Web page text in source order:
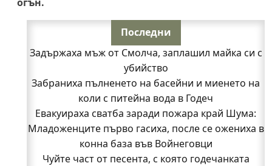
Последни
Задържаха мъж от Смолча, заплашил майка си с
убийство
Забраниха пълненето на басейни и миенето на
коли с питейна вода в Годеч
Евакуираха сватба заради пожара край Шума:
Младоженците първо гасиха, после се ожениха в
конна база във Войнеговци
Чуйте част от песента, с която годечанката